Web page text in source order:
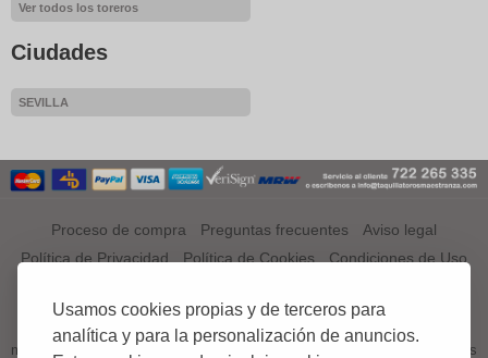
Usamos cookies propias y de terceros para
analítica y para la personalización de anuncios.
Ver todos los toreros
Ciudades
SEVILLA
Proceso de compra Preguntas frecuentes
Aviso legal
Política de Privacidad
Política de Cookies Condiciones de Uso
¿QUÉ ES TAQUILLATOROSMAESTRANZA.COM?
TAQUILLATOROSMAESTRANZA.COM es el primer portal a nivel
mundial especializado en venta de entradas, tickets o abonos de Corridas